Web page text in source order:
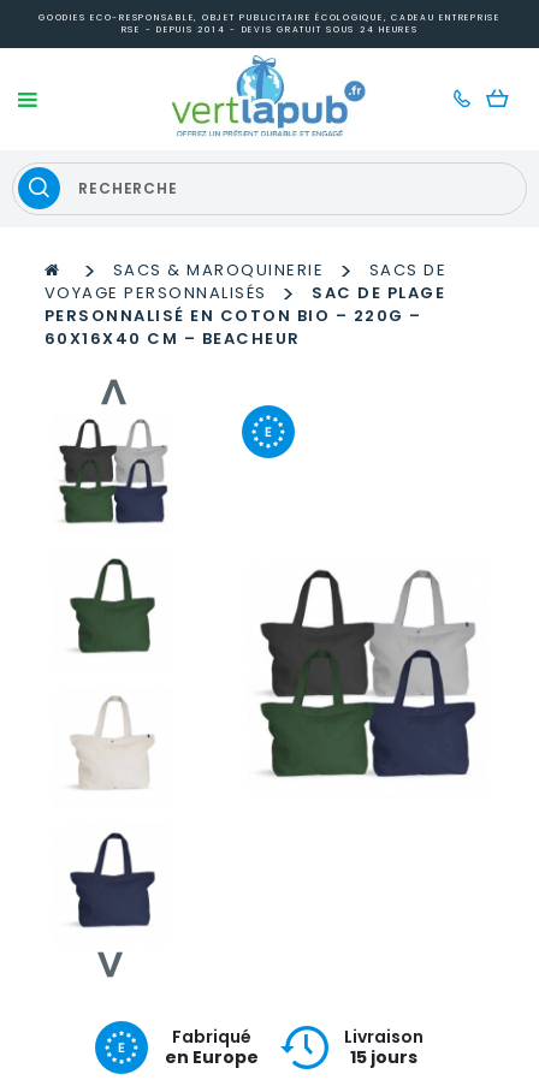
GOODIES ECO-RESPONSABLE, OBJET PUBLICITAIRE ÉCOLOGIQUE, CADEAU ENTREPRISE
RSE - DEPUIS 2014 - DEVIS GRATUIT SOUS 24 HEURES
> SACS & MAROQUINERIE >
SACS DE
VOYAGE PERSONNALISÉS
>
SAC DE PLAGE
PERSONNALISÉ EN COTON BIO – 220G –
60X16X40 CM – BEACHEUR
Fabriqué
en Europe
Livraison
15 jours